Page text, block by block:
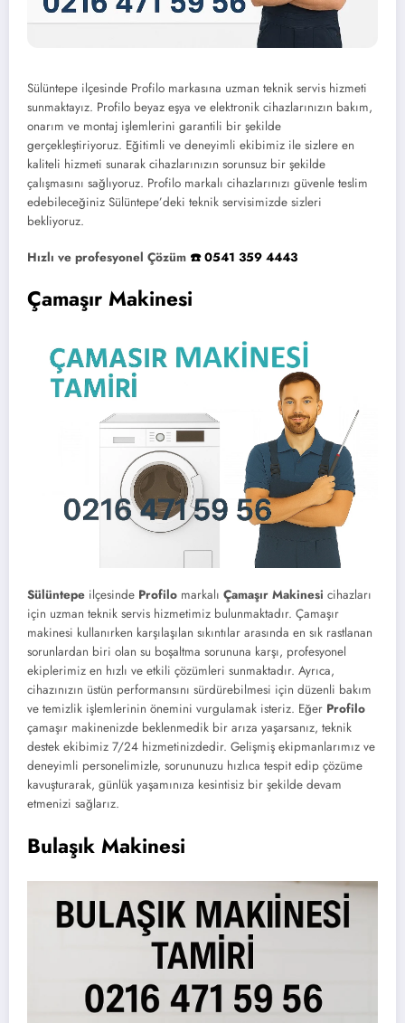
Sülüntepe ilçesinde Profilo markasına uzman teknik servis hizmeti
sunmaktayız. Profilo beyaz eşya ve elektronik cihazlarınızın bakım,
onarım ve montaj işlemlerini garantili bir şekilde
gerçekleştiriyoruz. Eğitimli ve deneyimli ekibimiz ile sizlere en
kaliteli hizmeti sunarak cihazlarınızın sorunsuz bir şekilde
çalışmasını sağlıyoruz. Profilo markalı cihazlarınızı güvenle teslim
edebileceğiniz Sülüntepe’deki teknik servisimizde sizleri
bekliyoruz.
Hızlı ve profesyonel Çözüm ☎️ 0541 359 4443
Çamaşır Makinesi
Sülüntepe ilçesinde Profilo markalı Çamaşır Makinesi cihazları
için uzman teknik servis hizmetimiz bulunmaktadır. Çamaşır
makinesi kullanırken karşılaşılan sıkıntılar arasında en sık rastlanan
sorunlardan biri olan su boşaltma sorununa karşı, profesyonel
ekiplerimiz en hızlı ve etkili çözümleri sunmaktadır. Ayrıca,
cihazınızın üstün performansını sürdürebilmesi için düzenli bakım
ve temizlik işlemlerinin önemini vurgulamak isteriz. Eğer Profilo
çamaşır makinenizde beklenmedik bir arıza yaşarsanız, teknik
destek ekibimiz 7/24 hizmetinizdedir. Gelişmiş ekipmanlarımız ve
deneyimli personelimizle, sorununuzu hızlıca tespit edip çözüme
kavuşturarak, günlük yaşamınıza kesintisiz bir şekilde devam
etmenizi sağlarız.
Bulaşık Makinesi